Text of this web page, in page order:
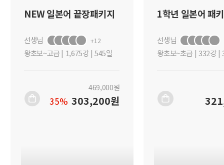
NEW 일본어 끝장패키지
선생님 +12
왕초보~고급| 1,675강 | 545일
469,000원
35% 303,200원
1학년 일본어 패
선생님
왕초보~초급 | 332강 |